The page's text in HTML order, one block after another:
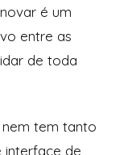
é um
entre as
de toda
tem tanto
interface de